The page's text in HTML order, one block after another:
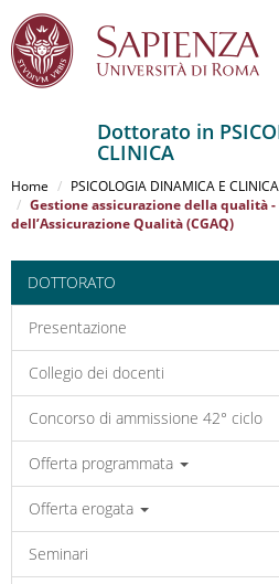
al
contenuto
principale
Dottorato in
CLINICA
Home
PSICOLOGIA DINAMICA E CLINICA
Gestione assicurazione della qualità
dell’Assicurazione Qualità (CGAQ)
DOTTORATO
Presentazione
Collegio dei docenti
Concorso di ammissione 42° ciclo
Offerta programmata
Offerta erogata
Seminari